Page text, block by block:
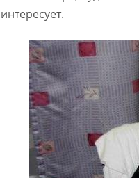
интересует.